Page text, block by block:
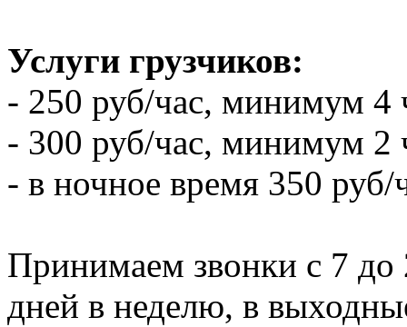
Услуги грузчиков:
- 250 руб/час, минимум 4
- 300 руб/час, минимум 2
- в ночное время 350
Принимаем звонки с 7 до
дней в неделю, в